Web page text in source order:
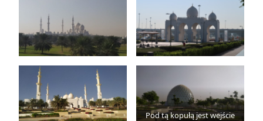
Pod tą kopułą jest wejście